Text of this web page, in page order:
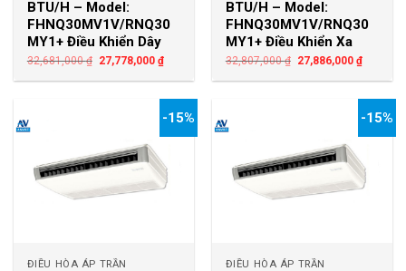
BTU/H – Model:
FHNQ30MV1V/RNQ30
MY1+ Điều Khiển Dây
32,681,000₫ 27,778,000₫
BTU/H – Model:
FHNQ30MV1V/RNQ30
MY1+ Điều Khiển Xa
32,807,000₫ 27,886,000₫
-15%
ĐIỀU HÒA ÁP TRẦN
-15%
ĐIỀU HÒA ÁP TRẦN